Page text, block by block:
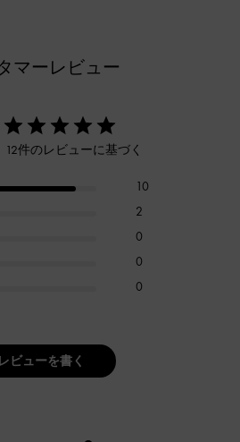
マーレビュー
12件のレビューに基づく
10
2
0
0
0
レビューを書く